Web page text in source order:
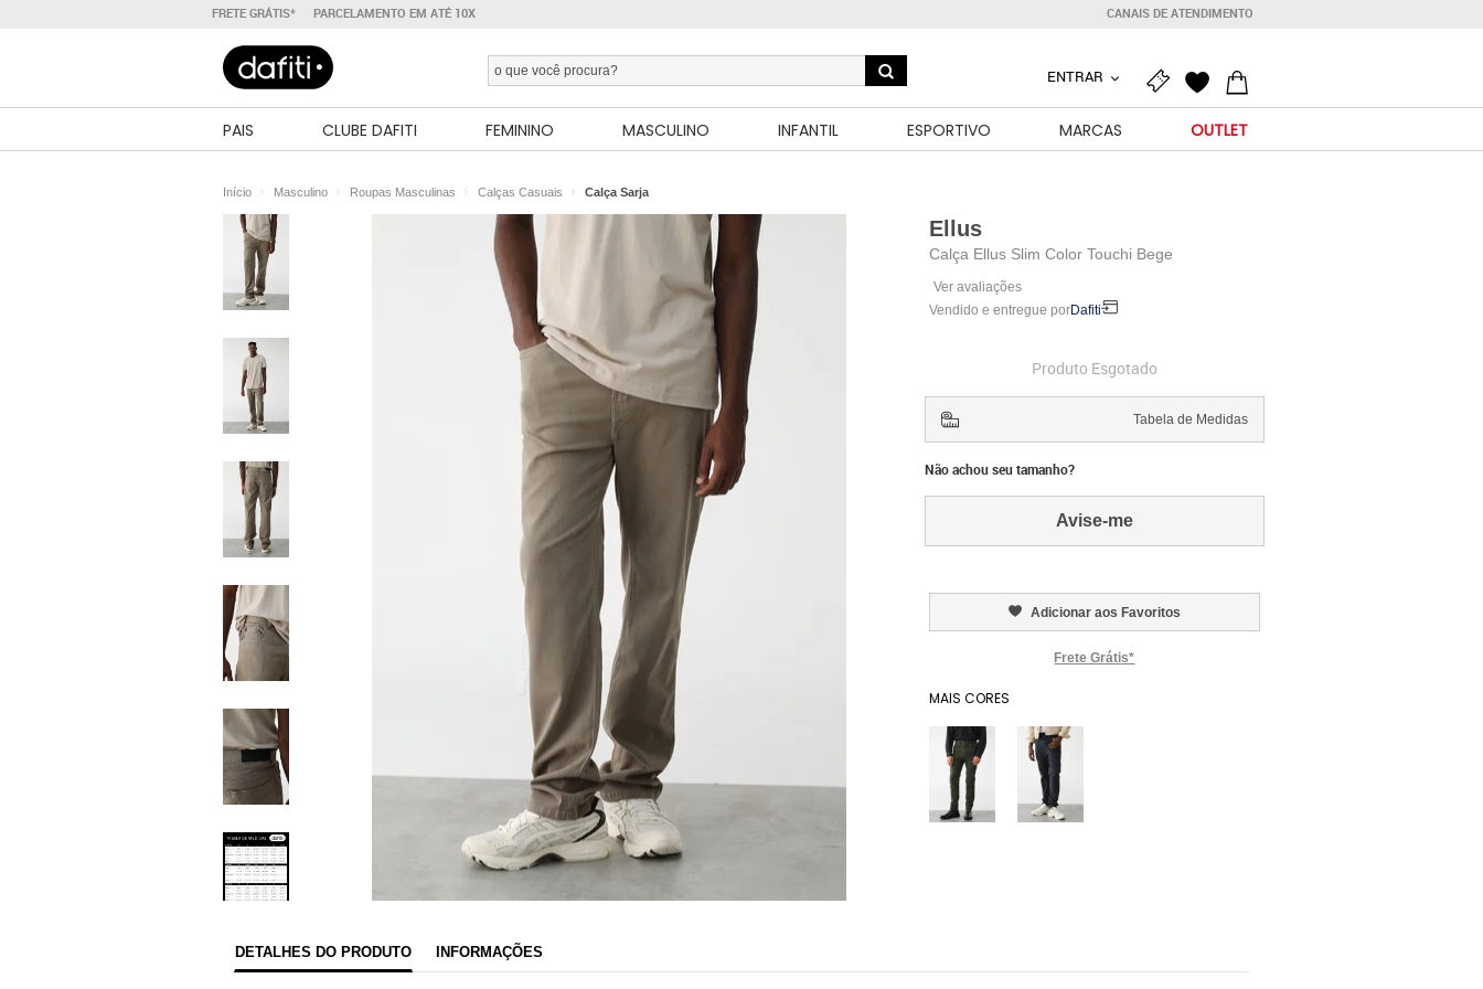
FRETE GRÁTIS* PARCELAMENTO EM ATÉ 10X CANAIS DE ATENDIMENTO
ENTRAR
PAIS CLUBE DAFITI FEMININO MASCULINO INFANTIL ESPORTIVO MARCAS OUTLET
Início Masculino Roupas Masculinas Calças Casuais Calça Sarja
Ellus
Calça Ellus Slim Color Touchi Bege
Ver avaliações
Vendido e entregue porDafiti
Dafiti
Produto Esgotado
Tabela de Medidas
Não achou seu tamanho?
Avise-me
Adicionar aos Favoritos
Frete Grátis*
MAIS CORES
DETALHES DO PRODUTO INFORMAÇÕES